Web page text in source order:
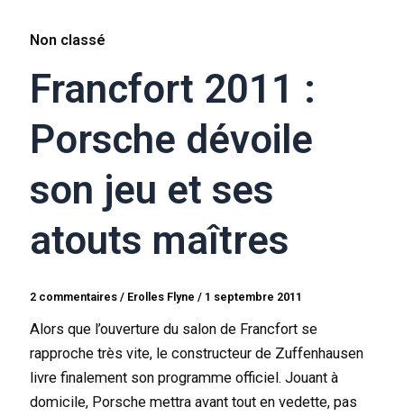
Non classé
Francfort 2011 :
Porsche dévoile
son jeu et ses
atouts maîtres
2 commentaires / Erolles Flyne/ 1 septembre 2011
Alors que l’ouverture du salon de Francfort se
rapproche très vite, le constructeur de Zuffenhausen
livre finalement son programme officiel. Jouant à
domicile, Porsche mettra avant tout en vedette, pas